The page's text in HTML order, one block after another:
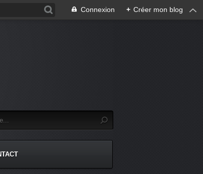
Connexion + Créer mon blog